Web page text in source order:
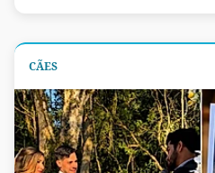
CÃES